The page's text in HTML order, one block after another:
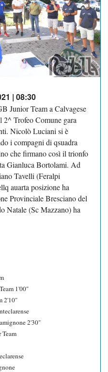
| 08:30
Junior Team a Calvagese
2^ Trofeo Comune gara
Nicolò Luciani si è
i compagni di qsuadra
che firmano così il trionfo
Gianluca Bortolami. Ad
Tavelli (Feralpi
auarta posizione ha
Provinciale Bresciano del
Natale (Sc Mazzano) ha
1'00"
2'10"
2'30"